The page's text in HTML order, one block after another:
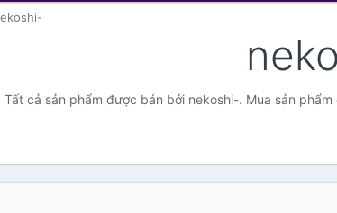
Tất cả sản phẩm được bán bởi nekoshi-. Mua sản